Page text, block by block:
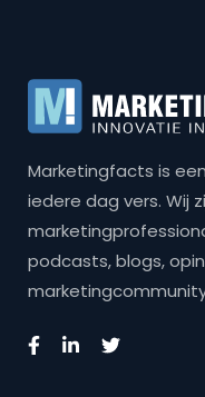
Marketingfacts is
iedere dag vers. Wij
podcasts, blogs,